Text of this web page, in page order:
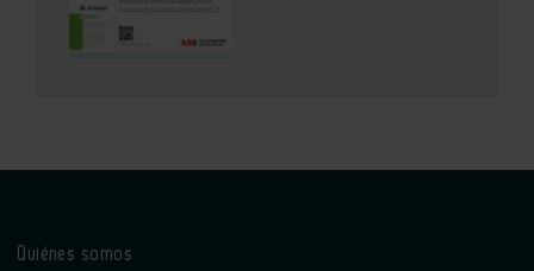
Quiénes somos